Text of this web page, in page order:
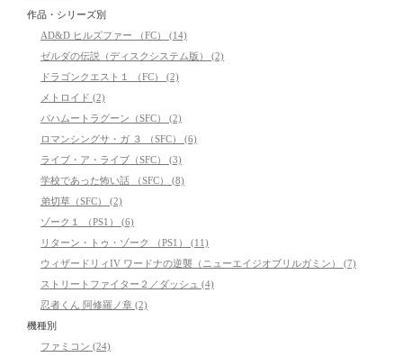
作品・シリーズ別
AD&D ヒルズファー （FC） (14)
ゼルダの伝説（ディスクシステム版） (2)
ドラゴンクエスト１ （FC） (2)
メトロイド (2)
バハムートラグーン（SFC） (2)
ロマンシングサ・ガ ３ （SFC） (6)
ライブ・ア・ライブ（SFC） (3)
学校であった怖い話 （SFC） (8)
弟切草（SFC） (2)
ゾーク１ （PS1） (6)
リターン・トゥ・ゾーク （PS1） (11)
ウィザードリィIV ワードナの逆襲（ニューエイジオブリルガミン） (7)
ストリートファイター２／ダッシュ (4)
忍者くん 阿修羅ノ章 (2)
機種別
ファミコン (24)